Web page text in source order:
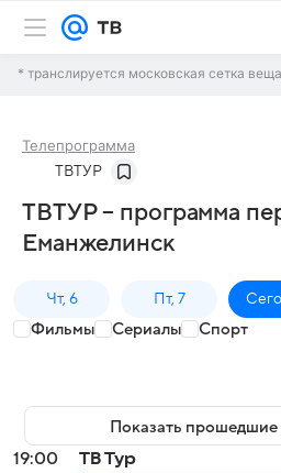
* транслируется московская сетка
Телепрограмма
ТВТУР
ТВТУР – программа
Еманжелинск
Чт, 6 Пт, 7
Фильмы Сериалы Спорт
Показать прошедшие
19:00
ТВ Тур